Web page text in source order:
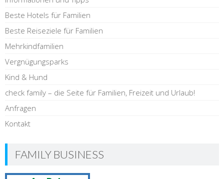
Beste Hotels für Familien
Beste Reiseziele für Familien
Mehrkindfamilien
Vergnügungsparks
Kind & Hund
check family – die Seite für Familien, Freizeit und Urlaub!
Anfragen
Kontakt
FAMILY BUSINESS